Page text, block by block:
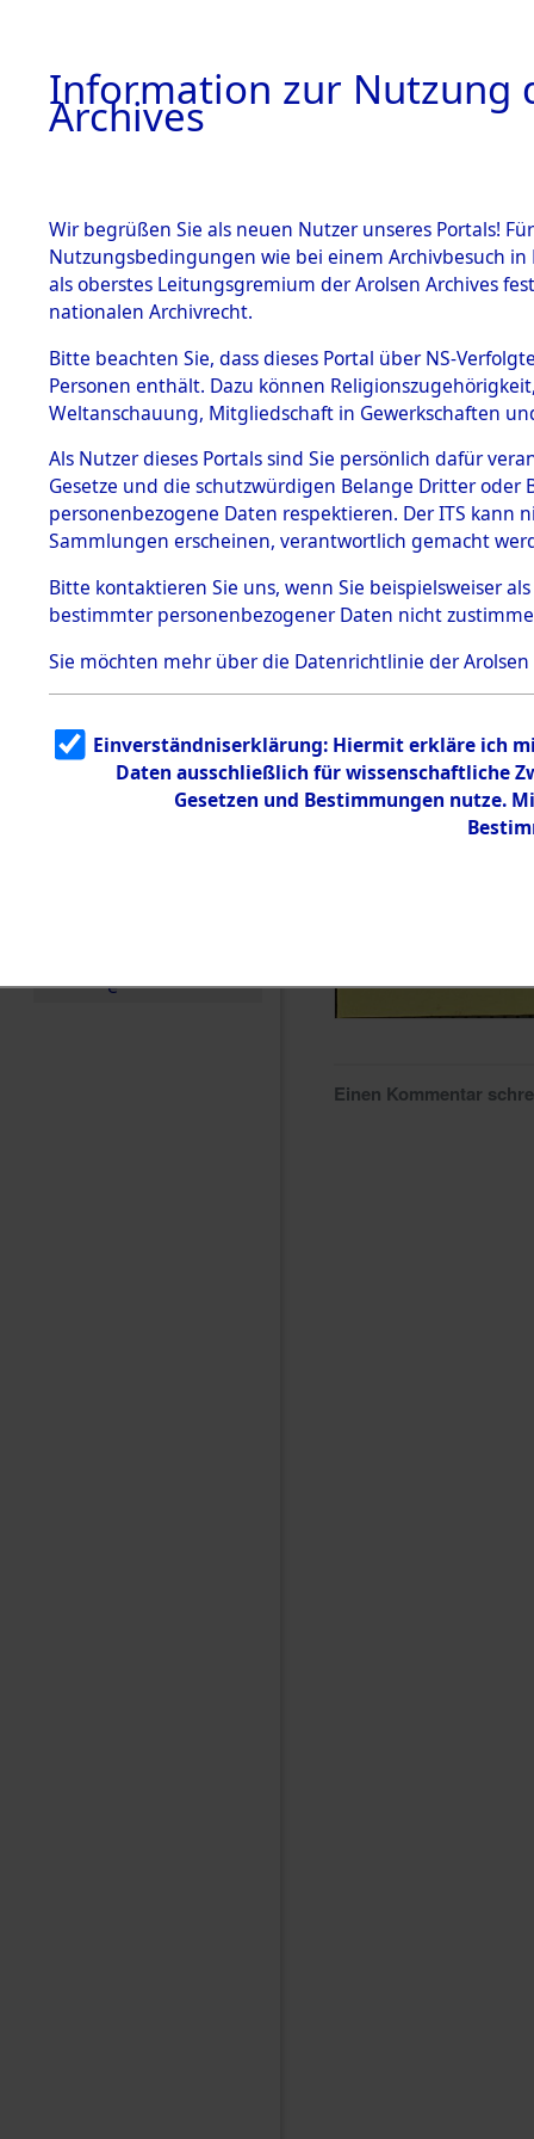
BESTÄNDE
1.
mente
5. Verschiedenes
5.3
Todesmärsche
5.3.1 Alliierte
Erhebungen
zu
Todesmärsch
en
5.3.2
g
5.3.3
Todesmärsch
e
Bayern→
Einen Kommentar
Information zur Nutzung
Archives
Wir begrüßen Sie als neuen Nutzer unseres Portals!
Nutzungsbedingungen wie bei einem Archivbesuch
als oberstes Leitungsgremium der Arolsen Archives
nationalen Archivrecht.
Bitte beachten Sie, dass dieses Portal über NS-
Personen enthält. Dazu können
Weltanschauung, Mitgliedschaft in Gewerkschaften
Als Nutzer dieses Portals sind Sie persönlich dafür
Gesetze und die schutzwürdigen Belange Dritter
personenbezogene Daten respektieren. Der ITS
Sammlungen erscheinen, verantwortlich gemacht
Bitte kontaktieren Sie uns, wenn Sie beispielsweiser
bestimmter personenbezogener Daten nicht
Sie möchten mehr über die Datenrichtlinie der Arolsen
Einverständniserklärung: Hiermit erkläre ich
Daten ausschließlich für wissenschaftliche
Gesetzen und Bestimmungen nutze.